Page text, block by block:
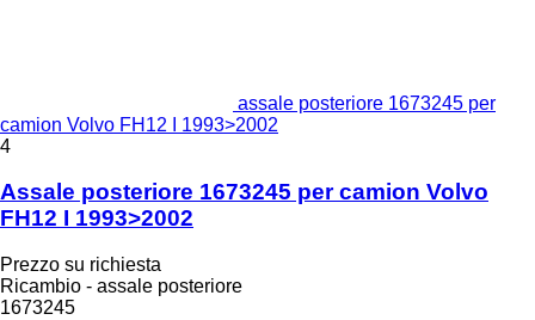
assale posteriore 1673245 per
camion Volvo FH12 I 1993>2002
4
Assale posteriore 1673245 per camion Volvo
FH12 I 1993>2002
Prezzo su richiesta
Ricambio - assale posteriore
1673245